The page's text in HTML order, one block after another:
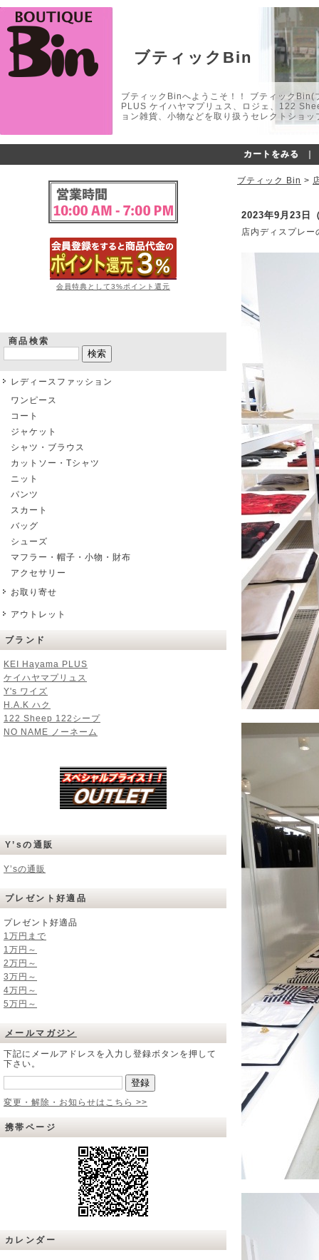
ブティックBin
ブティックBinへようこそ！！ ブティック
PLUS ケイハヤマプリュス、ロジェ、122
ョン雑貨、小物などを取り扱うセレクトショ
カートをみる
会員特典として3%ポイント還元
商品検索
レディースファッション
ワンピース
コート
ジャケット
シャツ・ブラウス
カットソー・Tシャツ
ニット
パンツ
スカート
バッグ
シューズ
マフラー・帽子・小物・財布
アクセサリー
お取り寄せ
アウトレット
ブランド
KEI Hayama PLUS
ケイハヤマプリュス
Y's ワイズ
H.A.K ハク
122 Sheep 122シープ
NO NAME ノーネーム
Y’sの通販
Y’sの通販
プレゼント好適品
プレゼント好適品
1万円まで
1万円～
2万円～
3万円～
4万円～
5万円～
メールマガジン
下記にメールアドレスを入力し登録ボタンを押して
下さい。
変更・解除・お知らせはこちら >>
携帯ページ
カレンダー
ブティック Bin >
2023年9月23日
店内ディスプレー